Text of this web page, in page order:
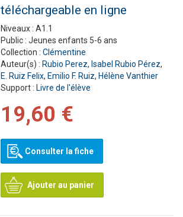
téléchargeable en ligne
Niveaux : A1.1
Public : Jeunes enfants 5-6 ans
Collection : Clémentine
Auteur(s) : Rubio Perez, Isabel Rubio Pérez,
E. Ruiz Felix, Emilio F. Ruiz, Hélène Vanthier
Support : Livre de l'élève
19,60 €
Consulter la fiche
Ajouter au panier